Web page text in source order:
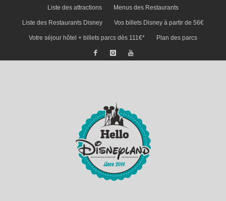
Liste des attractions Menus des Restaurants
Liste des Restaurants Disney Vos billets Disney à partir de 56€
Votre séjour hôtel + billets parcs dès 111€* Plan des parcs